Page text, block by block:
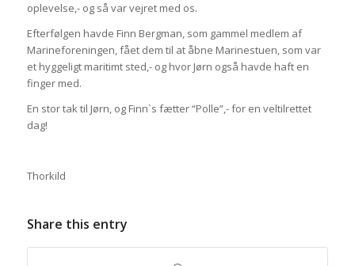
oplevelse,- og så var vejret med os.
Efterfølgen havde Finn Bergman, som gammel medlem af
Marineforeningen, fået dem til at åbne Marinestuen, som var
et hyggeligt maritimt sted,- og hvor Jørn også havde haft en
finger med.
En stor tak til Jørn, og Finn`s fætter “Polle”,- for en veltilrettet
dag!
Thorkild
Share this entry